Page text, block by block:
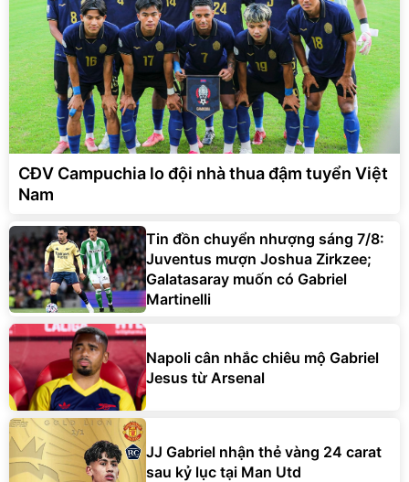
CĐV Campuchia lo đội nhà thua đậm tuyển Việt
Nam
Tin đồn chuyển nhượng sáng 7/8:
Juventus mượn Joshua Zirkzee;
Galatasaray muốn có Gabriel
Martinelli
Napoli cân nhắc chiêu mộ Gabriel
Jesus từ Arsenal
JJ Gabriel nhận thẻ vàng 24 carat
sau kỷ lục tại Man Utd